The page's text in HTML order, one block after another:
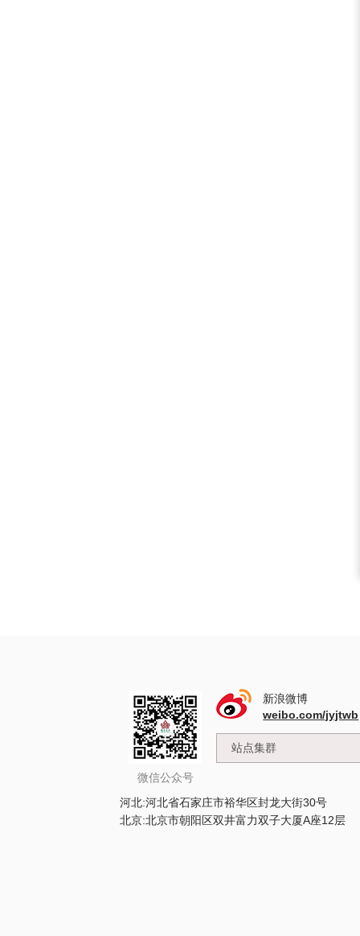
微信公众号
新浪微博
weibo.com/jyjtwb
河北:河北省石家庄市裕华区封龙大街30号
北京:北京市朝阳区双井富力双子大厦A座12层